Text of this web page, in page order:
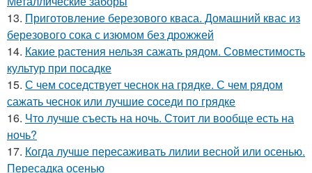
13. Приготовление березового кваса. Домашний квас из
березового сока с изюмом без дрожжей
14. Какие растения нельзя сажать рядом. Совместимость
культур при посадке
15. С чем соседствует чеснок на грядке. С чем рядом
сажать чеснок или лучшие соседи по грядке
16. Что лучше съесть на ночь. Стоит ли вообще есть на
ночь?
17. Когда лучше пересаживать лилии весной или осенью.
Пересадка осенью